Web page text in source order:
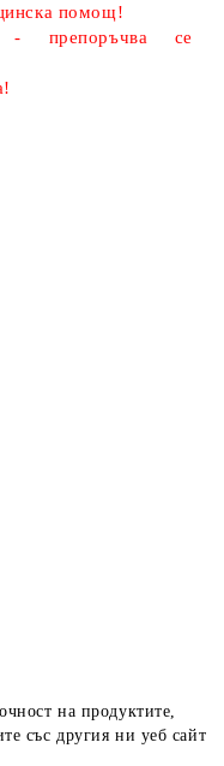
помощ!
- препоръчва се
на продуктите,
със другия ни уеб сайт